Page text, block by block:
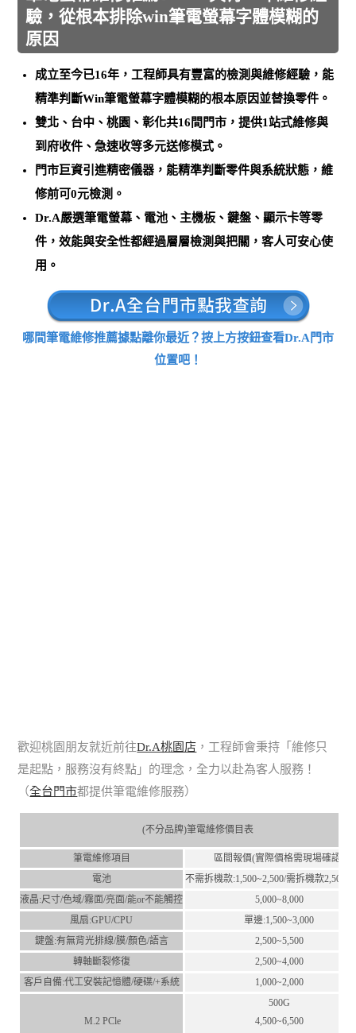
驗，從根本排除win筆電螢幕字體模糊的
原因
成立至今已16年，工程師具有豐富的檢測與維修經驗，能
精準判斷Win筆電螢幕字體模糊的根本原因並替換零件 。
雙北、台中、桃園、彰化共16間門市，提供1站式維修與
到府收件、急速收等多元送修模式。
門市巨資引進精密儀器，能精準判斷零件與系統狀態，維
修前可0元檢測 。
Dr.A嚴選筆電螢幕、電池、主機板、鍵盤、顯示卡等零
件，效能與安全性都經過層層檢測與把關，客人可安心使
用。
哪間筆電維修推薦據點離你最近？按上方按鈕查看Dr.A門市
位置吧！
歡迎桃園朋友就近前往Dr.A桃園店 ，工程師會秉持「維修只
是起點，服務沒有終點」的理念，全力以赴為客人服務！
（全台門市都提供筆電維修服務）
(不分品牌)筆電維修價目表
筆電維修項目
區間報價(實際價格需現場確認)
電池
不需拆機款:1,500~2,500/需拆機款
液晶:尺⼨/⾊域/霧⾯/亮⾯/能or不能觸控
5,000~8,000
風扇:GPU/CPU
單邊:1,500~3,000
鍵盤:有無背光排線/膜/顏⾊/語⾔
2,500~5,500
轉軸斷裂修復
2,500~4,000
客⼾⾃備:代⼯安裝記憶體/硬碟/+系統
1,000~2,000
M.2 PCle
500G
4,500~6,500